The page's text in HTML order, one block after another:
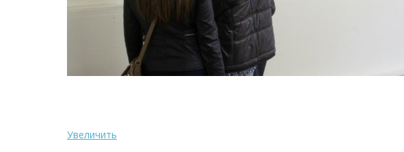
Увеличить